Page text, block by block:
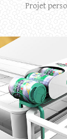
Projet